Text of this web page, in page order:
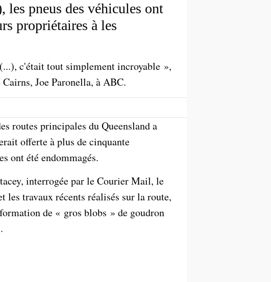
les pneus des véhicules ont
propriétaires à les
c'était tout simplement incroyable »,
Joe Paronella, à ABC.
routes principales du Queensland a
offerte à plus de cinquante
ont été endommagés.
interrogée par le Courier Mail, le
les travaux récents réalisés sur la route,
de « gros blobs » de goudron